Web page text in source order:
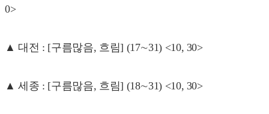
0>
▲ 대전 : [구름많음, 흐림] (17∼31) <10, 30>
▲ 세종 : [구름많음, 흐림] (18∼31) <10, 30>